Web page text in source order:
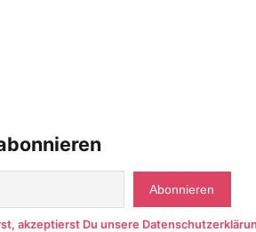
akzeptierst Du unsere